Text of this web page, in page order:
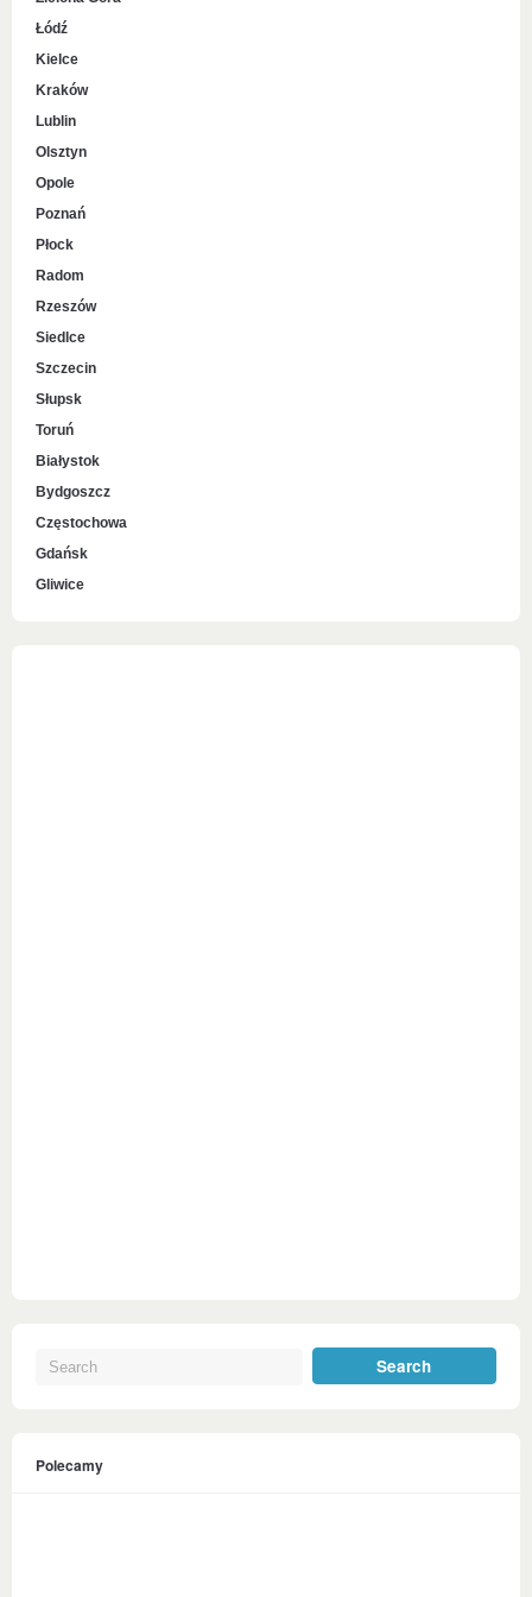
Łódź
Kielce
Kraków
Lublin
Olsztyn
Opole
Poznań
Płock
Radom
Rzeszów
Siedlce
Szczecin
Słupsk
Toruń
Białystok
Bydgoszcz
Częstochowa
Gdańsk
Gliwice
Polecamy